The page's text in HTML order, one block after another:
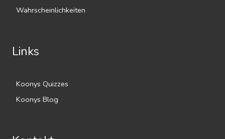
Wahrscheinlichkeiten
Links
Koonys Quizzes
Koonys Blog